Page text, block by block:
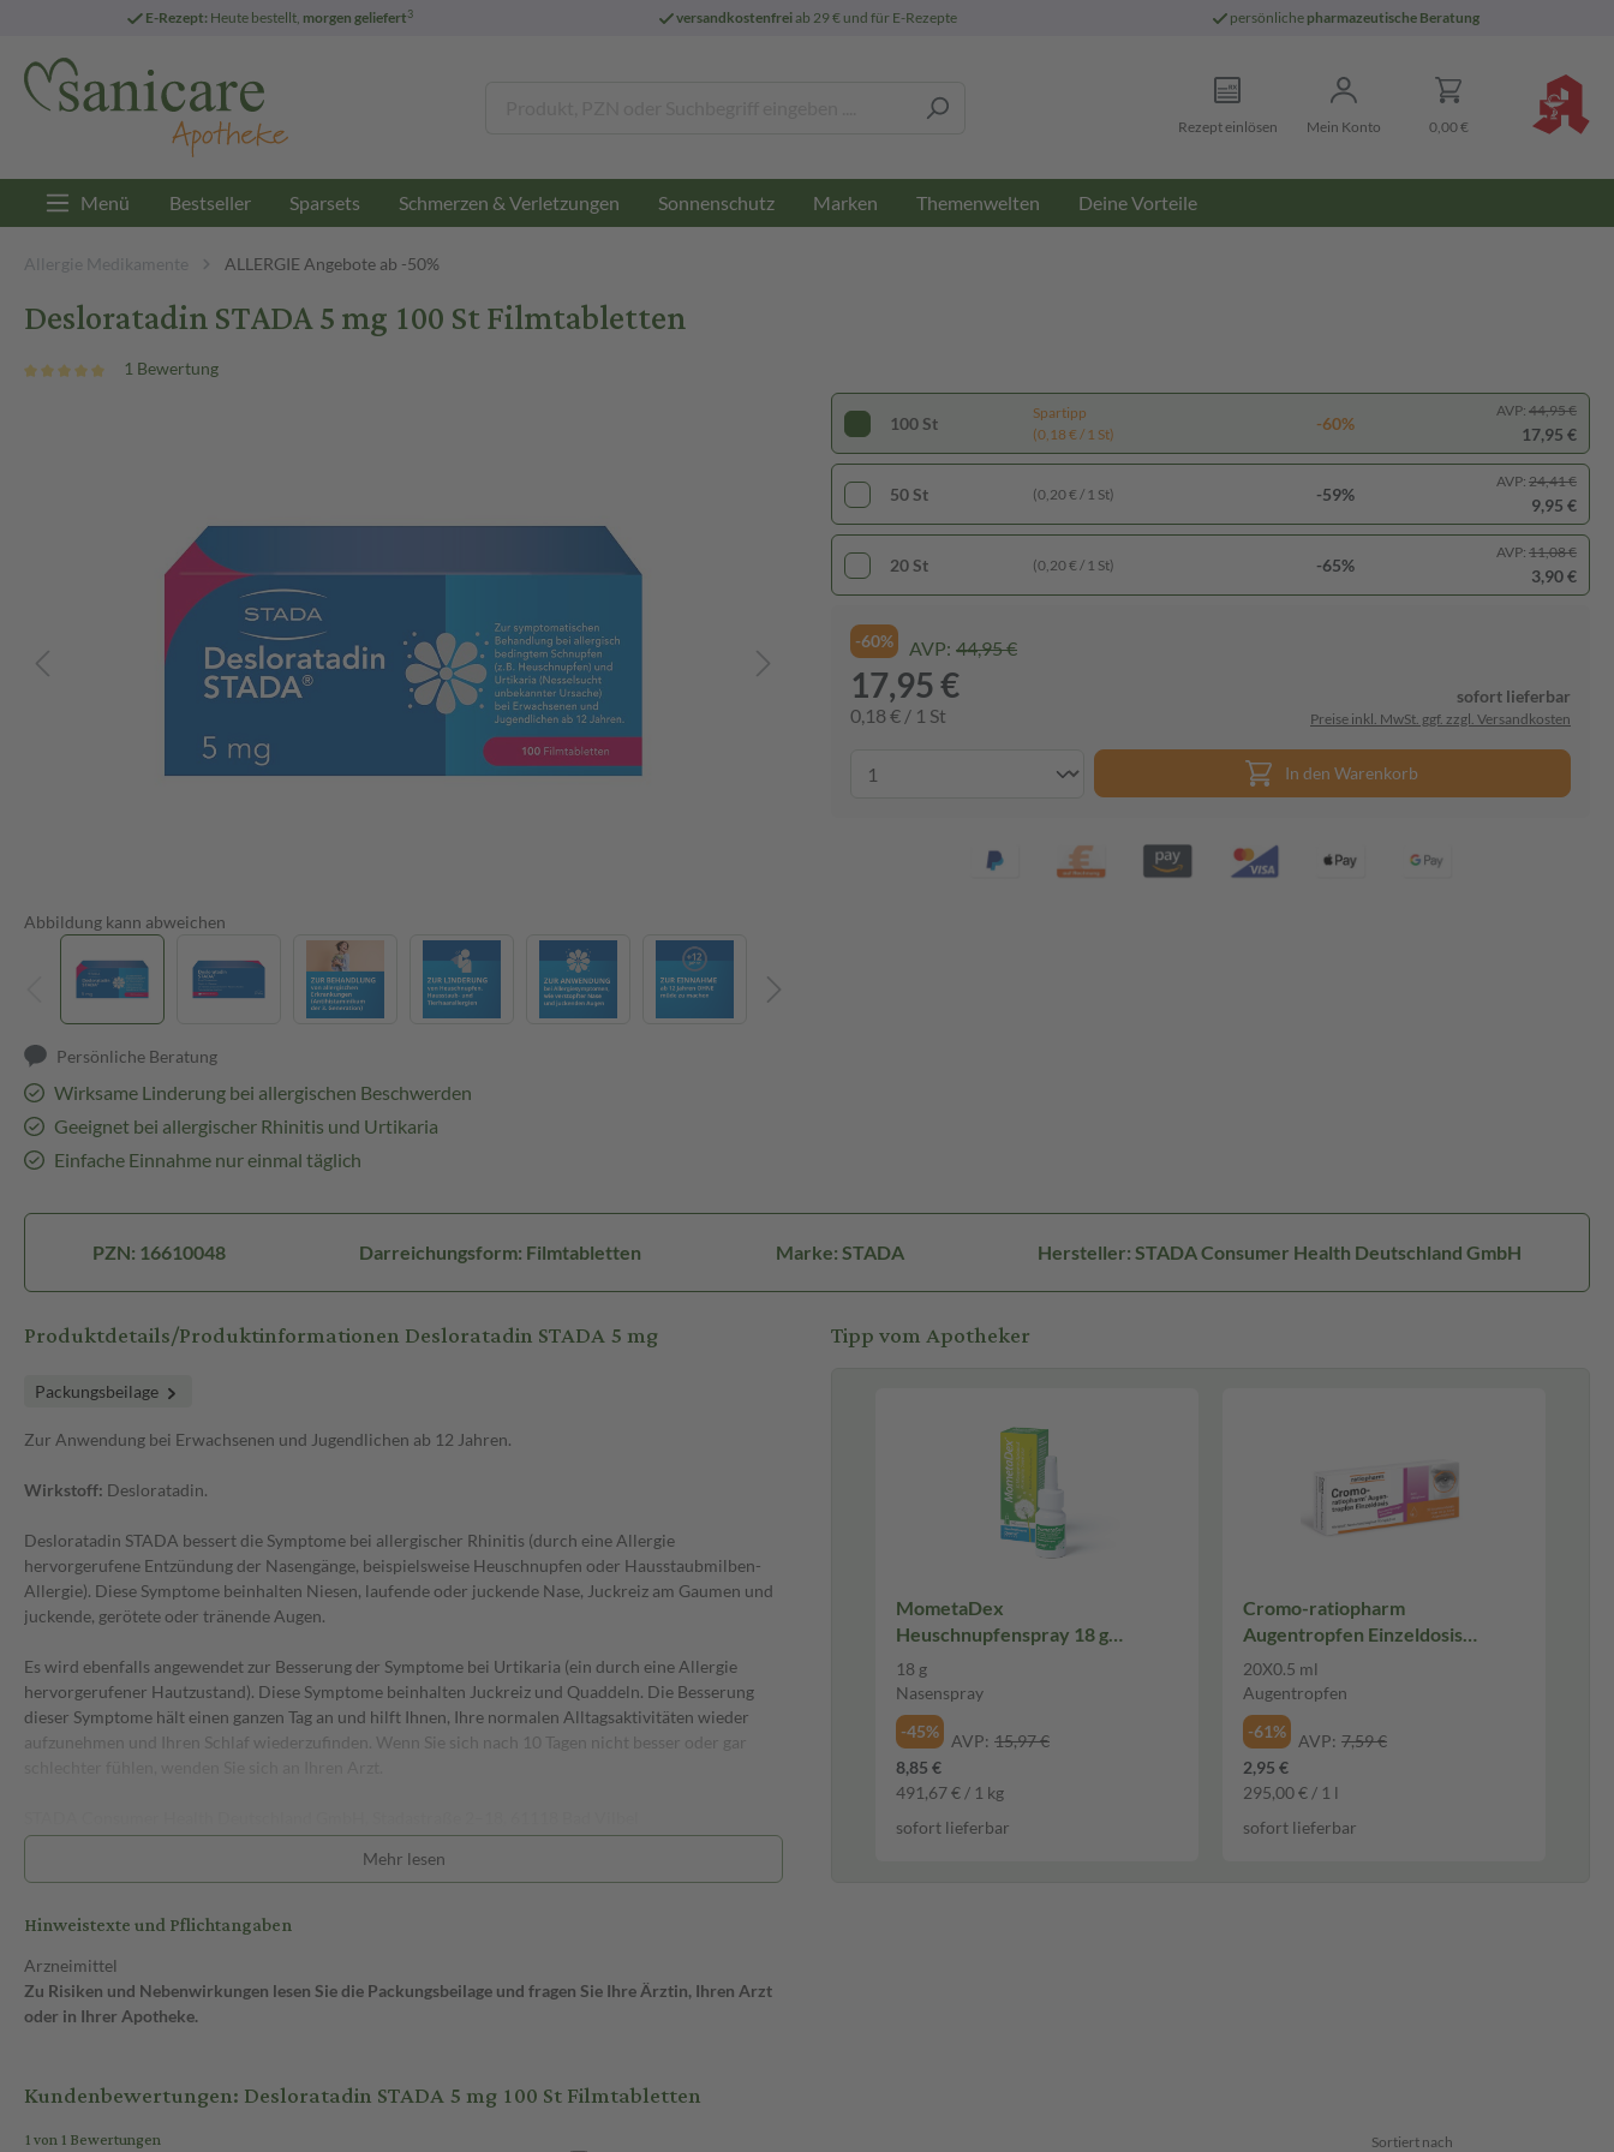
E-Rezept: Heute bestellt, morgen geliefert3 versandkostenfreiab 29 € und für E-Rezepte persönliche pharmazeutische Beratung
Rezept einlösen Mein Konto 0,00 €
Menü Bestseller Sparsets Schmerzen & Verletzungen Sonnenschutz Marken Themenwelten Deine Vorteile
Allergie Medikamente ALLERGIE Angebote ab -50%
Desloratadin STADA 5 mg 100 St Filmtabletten
1 Bewertung
Abbildung kann abweichen
Persönliche Beratung
Wirksame Linderung bei allergischen Beschwerden
Geeignet bei allergischer Rhinitis und Urtikaria
Einfache Einnahme nur einmal täglich
100 St
Spartipp
(0,18 € / 1 St)
-60%
AVP: 44,95 €
17,95 €
50 St (0,20 € / 1 St) -59%
AVP: 24,41 €
9,95 €
20 St (0,20 € / 1 St) -65%
AVP: 11,08 €
3,90 €
-60% AVP: 44,95 €
17,95 €
0,18 € / 1 St
sofort lieferbar
Preise inkl. MwSt. ggf. zzgl. Versandkosten
In den Warenkorb
PZN: 16610048 Darreichungsform: Filmtabletten Marke: STADA Hersteller: STADA Consumer Health Deutschland GmbH
Produktdetails/Produktinformationen Desloratadin STADA 5 mg
Packungsbeilage
Zur Anwendung bei Erwachsenen und Jugendlichen ab 12 Jahren.
Wirkstoff: Desloratadin.
Desloratadin STADA bessert die Symptome bei allergischer Rhinitis (durch eine Allergie
hervorgerufene Entzündung der Nasengänge, beispielsweise Heuschnupfen oder Hausstaubmilben-
Allergie). Diese Symptome beinhalten Niesen, laufende oder juckende Nase, Juckreiz am Gaumen und
juckende, gerötete oder tränende Augen.
Es wird ebenfalls angewendet zur Besserung der Symptome bei Urtikaria (ein durch eine Allergie
hervorgerufener Hautzustand). Diese Symptome beinhalten Juckreiz und Quaddeln. Die Besserung
dieser Symptome hält einen ganzen Tag an und hilft Ihnen, Ihre normalen Alltagsaktivitäten wieder
aufzunehmen und Ihren Schlaf wiederzufinden. Wenn Sie sich nach 10 Tagen nicht besser oder gar
3. Hilft schnell und langhaltend (über 24 Std.)
HILFE BEI ALLERGISCHEN ERKRANKUNGEN
Ob Heuschnupfen, Tierhaar oder Hausstaub: Antihistaminika haben sich in der Behandlung von
lang anhaltende Wirkung und gute Verträglichkeit auszeichnen – und das, ohne schläfrig zu machen.
Bei allergischen Reaktionen wird der körpereigene Botenstoff Histamin vermehrt ausgeschüttet. Er
Mehr lesen
Hinweistexte und Pflichtangaben
Arzneimittel
Zu Risiken und Nebenwirkungen lesen Sie die Packungsbeilage und fragen Sie Ihre Ärztin, Ihren Arzt
oder in Ihrer Apotheke.
Tipp vom Apotheker
MometaDex
Heuschnupfenspray 18 g
Nasenspray
18 g
Nasenspray
-45%
AVP: 15,97 €
8,85 €
491,67 € / 1 kg
sofort lieferbar
Cromo-ratiopharm
Augentropfen Einzeldosis
20X0.5 ml Augentropfen
20X0.5 ml
Augentropfen
-61%
AVP: 7,59 €
2,95 €
295,00 € / 1 l
sofort lieferbar
Kundenbewertungen: Desloratadin STADA 5 mg 100 St Filmtabletten
1 von 1 Bewertungen
Sortiert nach